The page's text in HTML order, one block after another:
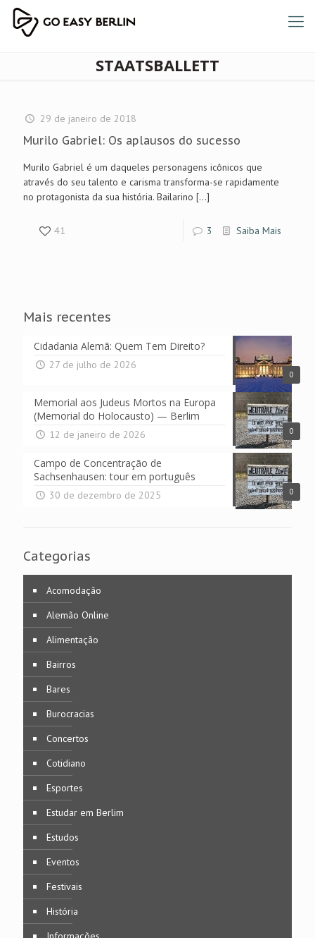
STAATSBALLETT
29 de janeiro de 2018
Murilo Gabriel: Os aplausos do sucesso
Murilo Gabriel é um daqueles personagens icônicos que
através do seu talento e carisma transforma-se rapidamente
no protagonista da sua história. Bailarino […]
41 3 Saiba Mais
Mais recentes
0
Cidadania Alemã: Quem Tem Direito?
27 de julho de 2026
0
Memorial aos Judeus Mortos na Europa
(Memorial do Holocausto) — Berlim
12 de janeiro de 2026
0
Campo de Concentração de
Sachsenhausen: tour em português
30 de dezembro de 2025
Categorias
Acomodação
Alemão Online
Alimentação
Bairros
Bares
Burocracias
Concertos
Cotidiano
Esportes
Estudar em Berlim
Estudos
Eventos
Festivais
História